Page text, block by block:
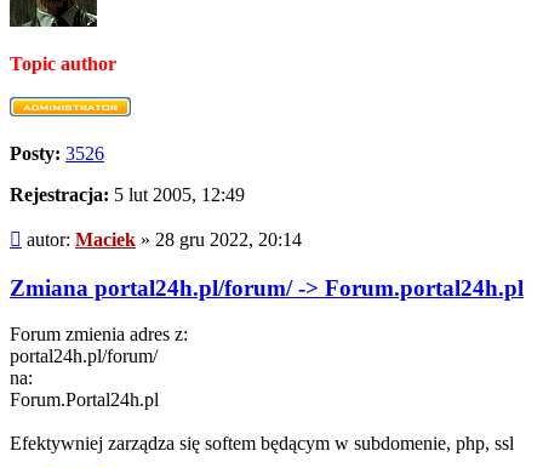
Topic author
Posty: 3526
Rejestracja: 5 lut 2005, 12:49
Post
autor: Maciek » 28 gru 2022, 20:14
Zmiana portal24h.pl/forum/ -> Forum.portal24h.pl
Forum zmienia adres z:
portal24h.pl/forum/
na:
Forum.Portal24h.pl
Efektywniej zarządza się softem będącym w subdomenie, php, ssl